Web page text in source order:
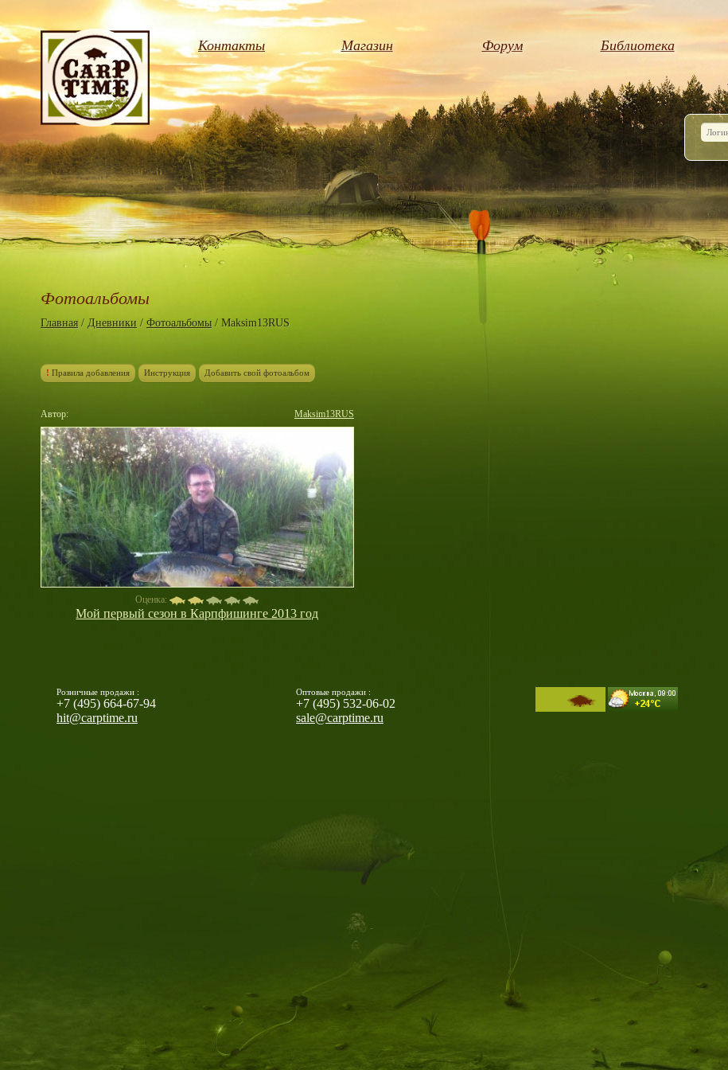
Контакты Магазин Форум Библиотека
Фотоальбомы
Главная/ Дневники / Фотоальбомы/ Maksim13RUS
! Правила добавления Инструкция Добавить свой фотоальбом
Автор: Maksim13RUS
Оценка:
Мой первый сезон в Карпфишинге 2013 год
Розничные продажи :
+7 (495) 664-67-94
hit@carptime.ru
Оптовые продажи :
+7 (495) 532-06-02
sale@carptime.ru